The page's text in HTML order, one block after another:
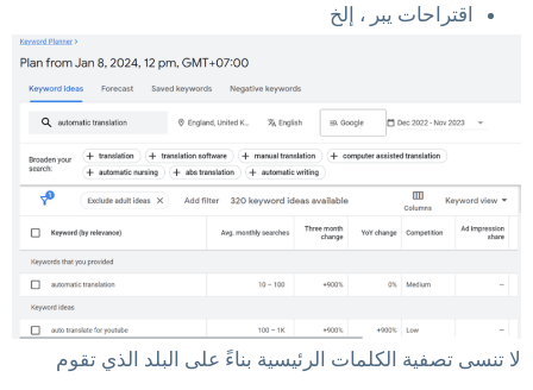
اقتراحات يبر ، إلخ
لا تنسى تصفية الكلمات الرئيسية بناءً على البلد الذي تقوم